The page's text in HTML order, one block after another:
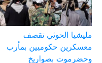
مليشيا الحوثي تقصف
معسكرين حكوميين بمأرب
وحضرموت بصواريخ